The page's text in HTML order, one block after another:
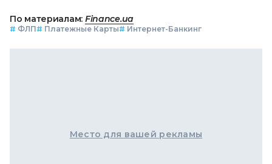
По материалам: Finance.ua
# ФЛП# Платежные Карты# Интернет-Банкинг
Место для вашей рекламы